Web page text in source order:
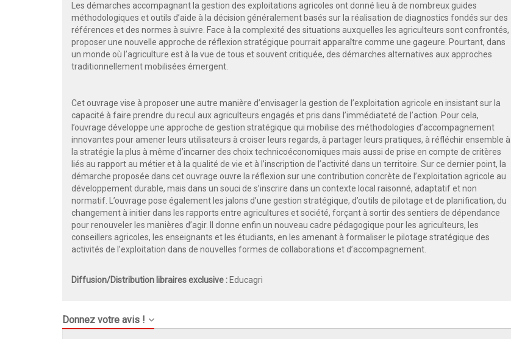
Les démarches accompagnant la gestion des exploitations agricoles ont donné lieu à de nombreux guides
méthodologiques et outils d’aide à la décision généralement basés sur la réalisation de diagnostics fondés sur des
références et des normes à suivre. Face à la complexité des situations auxquelles les agriculteurs sont confrontés,
proposer une nouvelle approche de réflexion stratégique pourrait apparaître comme une gageure. Pourtant, dans
un monde où l’agriculture est à la vue de tous et souvent critiquée, des démarches alternatives aux approches
traditionnellement mobilisées émergent.
Cet ouvrage vise à proposer une autre manière d’envisager la gestion de l’exploitation agricole en insistant sur la
capacité à faire prendre du recul aux agriculteurs engagés et pris dans l’immédiateté de l’action. Pour cela,
l’ouvrage développe une approche de gestion stratégique qui mobilise des méthodologies d’accompagnement
innovantes pour amener leurs utilisateurs à croiser leurs regards, à partager leurs pratiques, à réfléchir ensemble à
la stratégie la plus à même d’incarner des choix technicoéconomiques mais aussi de prise en compte de critères
liés au rapport au métier et à la qualité de vie et à l’inscription de l’activité dans un territoire. Sur ce dernier point, la
démarche proposée dans cet ouvrage ouvre la réflexion sur une contribution concrète de l’exploitation agricole au
développement durable, mais dans un souci de s’inscrire dans un contexte local raisonné, adaptatif et non
normatif. L’ouvrage pose également les jalons d’une gestion stratégique, d’outils de pilotage et de planification, du
changement à initier dans les rapports entre agricultures et société, forçant à sortir des sentiers de dépendance
pour renouveler les manières d’agir. Il donne enfin un nouveau cadre pédagogique pour les agriculteurs, les
conseillers agricoles, les enseignants et les étudiants, en les amenant à formaliser le pilotage stratégique des
activités de l’exploitation dans de nouvelles formes de collaborations et d’accompagnement.
Diffusion/Distribution libraires exclusive : Educagri
Donnez votre avis !